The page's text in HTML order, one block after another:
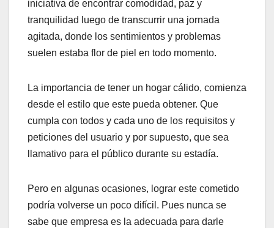
iniciativa de encontrar comodidad, paz y
tranquilidad luego de transcurrir una jornada
agitada, donde los sentimientos y problemas
suelen estaba flor de piel en todo momento.
La importancia de tener un hogar cálido, comienza
desde el estilo que este pueda obtener. Que
cumpla con todos y cada uno de los requisitos y
peticiones del usuario y por supuesto, que sea
llamativo para el público durante su estadía.
Pero en algunas ocasiones, lograr este cometido
podría volverse un poco difícil. Pues nunca se
sabe que empresa es la adecuada para darle